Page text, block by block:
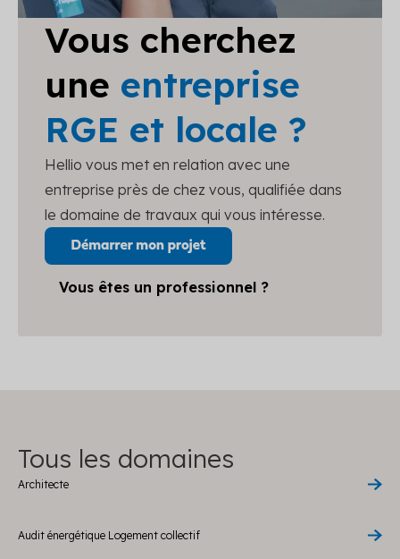
Vous cherchez
une entreprise
RGE et locale ?
Hellio vous met en relation avec une
entreprise près de chez vous, qualifiée dans
le domaine de travaux qui vous intéresse.
Vous êtes un professionnel ?
Tous les domaines
Architecte
Audit énergétique Logement collectif